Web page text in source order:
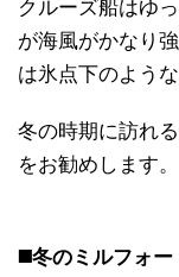
クルーズ船はゆ
が海風がかなり
は氷点下のような
冬の時期に訪れ
をお勧めします。
◼️冬のミルフォー